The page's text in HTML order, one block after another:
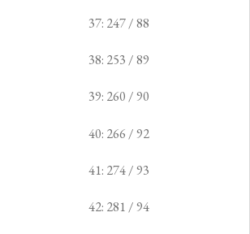
37: 247 / 88
38: 253 / 89
39: 260 / 90
40: 266 / 92
41: 274 / 93
42: 281 / 94